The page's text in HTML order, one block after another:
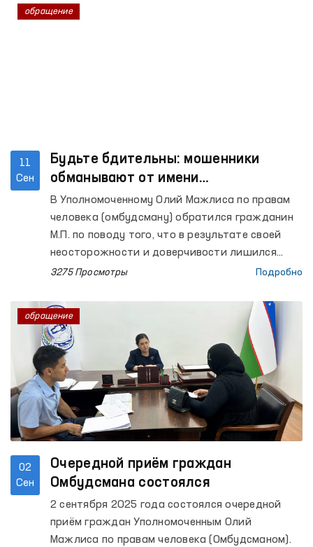
сердечно-сосудистых заболеваний. У детей же
11
Сен
Будьте бдительны: мошенники
обманывают от имени
правоохранительных органов –
Омбудсман
В Уполномоченному Олий Мажлиса по правам
человека (омбудсману) обратился гражданин
М.П. по поводу того, что в результате своей
неосторожности и доверчивости лишился
крупной суммы денежных средств.
3275 Просмотры Подробно
обращение
02
Сен
Очередной приём граждан
Омбудсмана состоялся
2 сентября 2025 года состоялся очередной
приём граждан Уполномоченным Олий
Мажлиса по правам человека (Омбудсманом).
обращение